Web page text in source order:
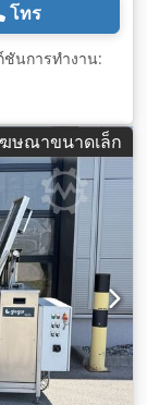
โทร
ชันการทำงาน:
ษณาขนาดเล็ก